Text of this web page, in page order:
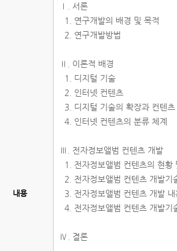
내용
Ⅰ. 서론
1. 연구개발의 배경 및 목적
2. 연구개발방법
Ⅱ. 이론적 배경
1. 디지털 기술
2. 인터넷 컨텐츠
3. 디지털 기술의 확장과 컨텐츠
4. 인터넷 컨텐츠의 분류 체계
Ⅲ. 전자정보앨범 컨텐츠 개발
1. 전자정보앨범 컨텐츠의 현황
2. 전자정보앨범 컨텐츠 개발기
3. 전자정보앨범 컨텐츠 개발 내
4. 전자정보앨범 컨텐츠 개발기
Ⅳ. 결론